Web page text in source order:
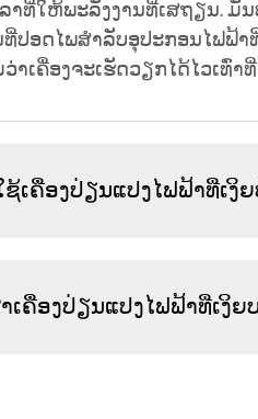
າທີ່ໃຫ້ພະລັງງານທີ່ເສຖຽນ. ມັ
ທີ່ປອດໄພສຳລັບອຸປະກອນໄຟຟ້າ
າເຄື່ອງຈະເຮັດວຽກໄດ້ໄວເທົ່າ
ເຄື່ອງປ່ຽນແປງໄຟຟ້າທີ່ເງິ
ຄື່ອງປ່ຽນແປງໄຟຟ້າທີ່ເງິຍ